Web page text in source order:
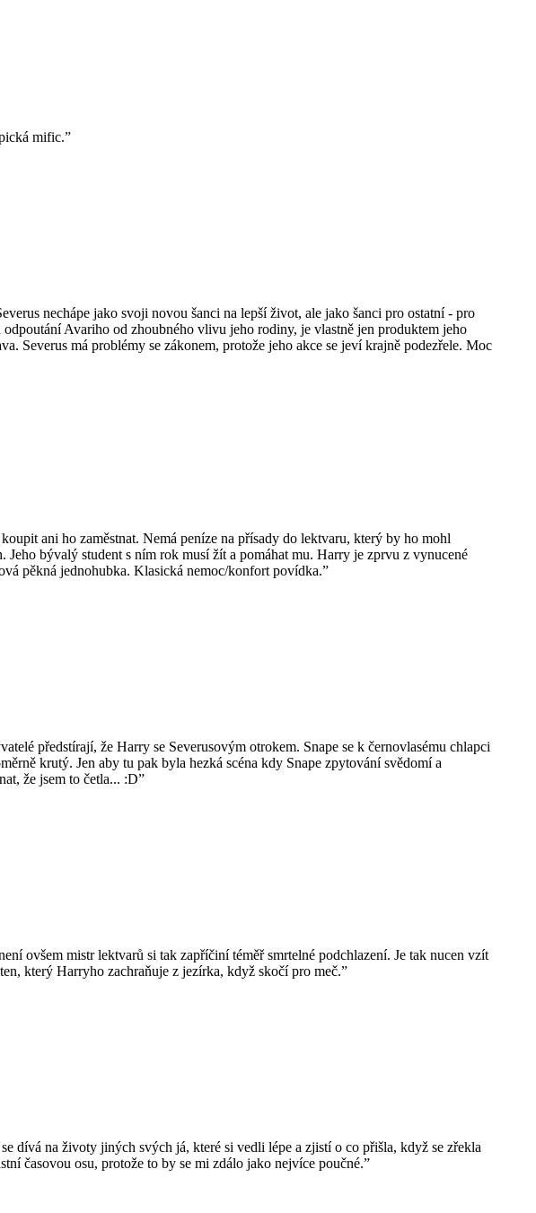
mific.”
nechápe jako svoji novou šanci na lepší život, ale jako šanci pro ostatní - pro
Avariho od zhoubného vlivu jeho rodiny, je vlastně jen produktem jeho
Severus má problémy se zákonem, protože jeho akce se jeví krajně podezřele. Moc
ani ho zaměstnat. Nemá peníze na přísady do lektvaru, který by ho mohl
bývalý student s ním rok musí žít a pomáhat mu. Harry je zprvu z vynucené
pěkná jednohubka. Klasická nemoc/konfort povídka.”
předstírají, že Harry se Severusovým otrokem. Snape se k černovlasému chlapci
krutý. Jen aby tu pak byla hezká scéna kdy Snape zpytování svědomí a
že jsem to četla... :D”
ovšem mistr lektvarů si tak zapříčiní téměř smrtelné podchlazení. Je tak nucen vzít
který Harryho zachraňuje z jezírka, když skočí pro meč.”
dívá na životy jiných svých já, které si vedli lépe a zjistí o co přišla, když se zřekla
časovou osu, protože to by se mi zdálo jako nejvíce poučné.”